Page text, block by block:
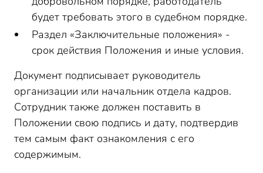
будет требовать этого в судебном порядке.
Раздел «Заключительные положения» -
срок действия Положения и иные условия.
Документ подписывает руководитель
организации или начальник отдела кадров.
Сотрудник также должен поставить в
Положении свою подпись и дату, подтвердив
тем самым факт ознакомления с его
содержимым.